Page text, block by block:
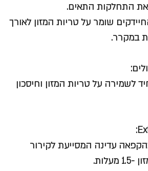
את התחלקות התאים.
שומר על טריות המזון לאורך
במקרר.
לשמירה על טריות המזון וחיסכון
עדינה המסייעת לקירור